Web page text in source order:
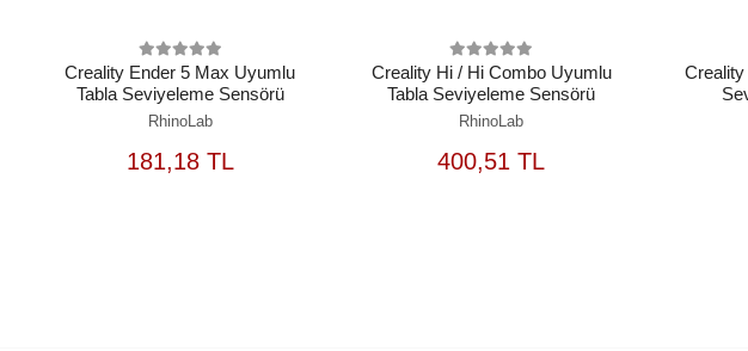
Creality Ender 5 Max Uyumlu
Tabla Seviyeleme Sensörü
RhinoLab
181,18 TLSEPETE
EKLE
Creality Hi / Hi Combo Uyumlu
Tabla Seviyeleme Sensörü
RhinoLab
400,51 TLSEPETE
EKLE